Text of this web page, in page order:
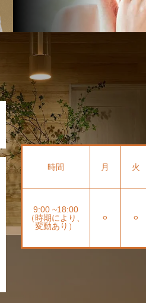
時間 月 火
9:00 ~18:00
（時期により、
変動あり）
⚪︎ ⚪︎